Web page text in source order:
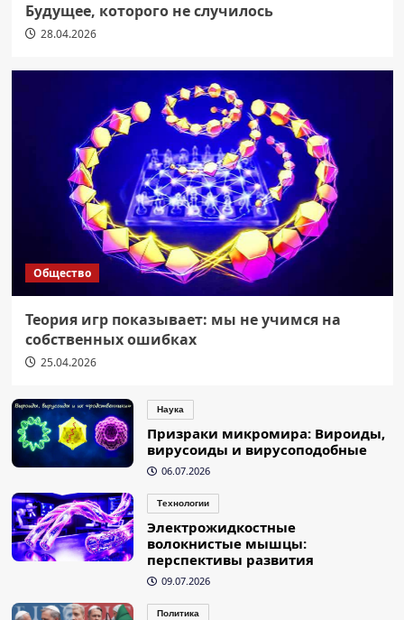
Будущее, которого не случилось
28.04.2026
Общество
Теория игр показывает: мы не учимся на
собственных ошибках
25.04.2026
Наука
Призраки микромира: Вироиды,
вирусоиды и вирусоподобные
06.07.2026
Технологии
Электрожидкостные
волокнистые мышцы:
перспективы развития
09.07.2026
Политика